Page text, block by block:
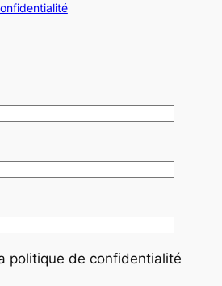
politique de confidentialité